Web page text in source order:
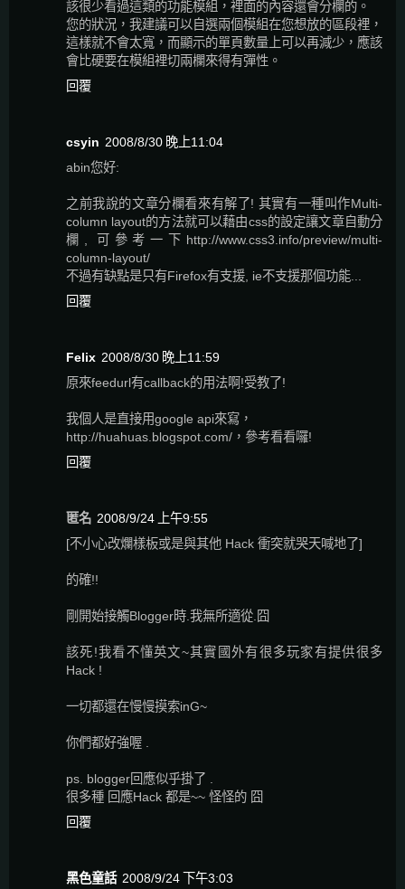
該很少看過這類的功能模組，裡面的內容還會分欄的。
您的狀況，我建議可以自選兩個模組在您想放的區段裡，
這樣就不會太寬，而顯示的單頁數量上可以再減少，應該
會比硬要在模組裡切兩欄來得有彈性。
回覆
csyin 2008/8/30 晚上11:04
abin您好:
之前我說的文章分欄看來有解了! 其實有一種叫作Multi-
column layout的方法就可以藉由css的設定讓文章自動分
欄, 可參考一下http://www.css3.info/preview/multi-
column-layout/
不過有缺點是只有Firefox有支援, ie不支援那個功能...
回覆
Felix 2008/8/30 晚上11:59
原來feedurl有callback的用法啊!受教了!
我個人是直接用google api來寫，
http://huahuas.blogspot.com/，參考看看囉!
回覆
匿名 2008/9/24 上午9:55
[不小心改爛樣板或是與其他 Hack 衝突就哭天喊地了]
的確!!
剛開始接觸Blogger時.我無所適從.囧
該死!我看不懂英文~其實國外有很多玩家有提供很多
Hack !
一切都還在慢慢摸索inG~
你們都好強喔 .
ps. blogger回應似乎掛了 .
很多種 回應Hack 都是~~ 怪怪的 囧
回覆
黑色童話 2008/9/24 下午3:03